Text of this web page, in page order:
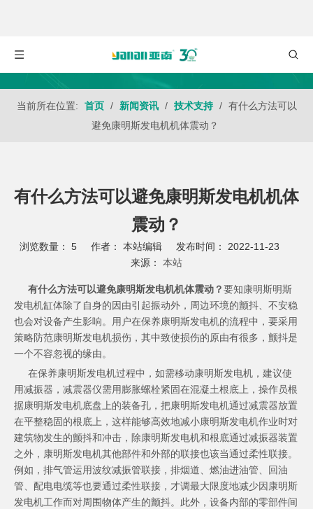
当前所在位置: 首页 / 新闻资讯 / 技术支持 / 有什么方法可以
避免康明斯发电机机体震动？
有什么方法可以避免康明斯发电机机体
震动？
浏览数量： 5 作者： 本站编辑 发布时间： 2022-11-23
来源： 本站
["wechat","weibo","qzone","douban","email"]
有什么方法可以避免康明斯发电机机体震动？要知康明斯明斯
发电机缸体除了自身的因由引起振动外，周边环境的颤抖、不安稳
也会对设备产生影响。用户在保养康明斯发电机的流程中，要采用
策略防范康明斯发电机损伤，其中致使损伤的原由有很多，颤抖是
一个不容忽视的缘由。
在保养康明斯发电机过程中，如需移动康明斯发电机，建议使
用减振器，减震器仪需用膨胀螺栓紧固在混凝土根底上，操作员根
据康明斯发电机底盘上的装备孔，把康明斯发电机通过减震器放置
在平整稳固的根底上，这样能够高效地减小康明斯发电机作业时对
建筑物发生的颤抖和冲击，除康明斯发电机和根底通过减振器装置
之外，康明斯发电机其他部件和外部的联接也该当通过柔性联接。
例如，排气管运用波纹减振管联接，排烟道、燃油进油管、回油
管、配电电缆等也要通过柔性联接，才调最大限度地减少因康明斯
发电机工作而对周围物体产生的颤抖。此外，设备内部的零部件间